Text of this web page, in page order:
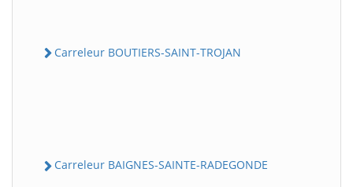
Carreleur BOUTIERS-SAINT-TROJAN
Carreleur BAIGNES-SAINTE-RADEGONDE